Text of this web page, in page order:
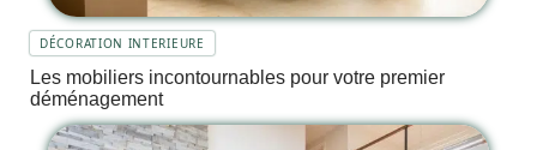
DÉCORATION INTERIEURE
Les mobiliers incontournables pour votre premier
déménagement